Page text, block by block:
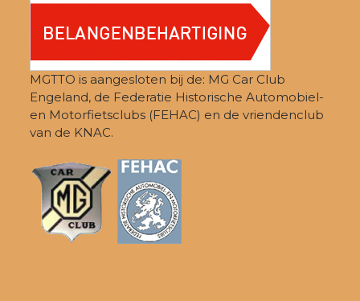
MGTTO is aangesloten bij de: MG Car Club
Engeland, de Federatie Historische Automobiel-
en Motorfietsclubs (FEHAC) en de vriendenclub
van de KNAC.